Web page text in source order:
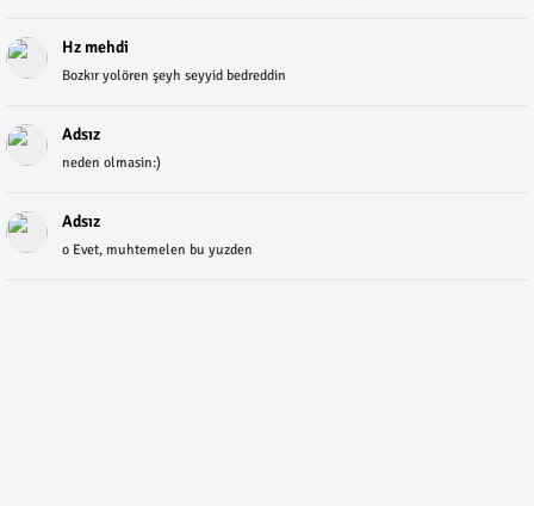
Hz mehdi
Bozkır yolören şeyh seyyid bedreddin
Adsız
neden olmasin:)
Adsız
o Evet, muhtemelen bu yuzden